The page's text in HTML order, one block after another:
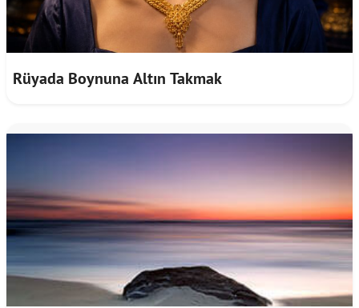
Rüyada Boynuna Altın Takmak